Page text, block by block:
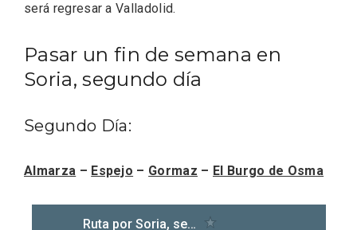
será regresar a Valladolid.
Pasar un fin de semana en
Soria, segundo día
Segundo Día:
Almarza – Espejo – Gormaz – El Burgo de Osma